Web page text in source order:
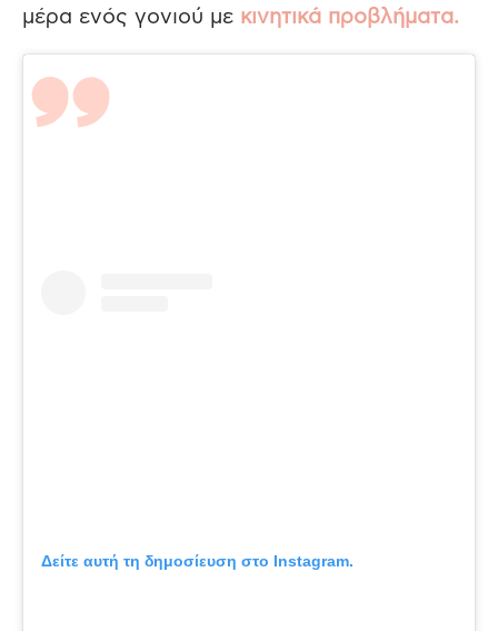
μέρα ενός γονιού με κινητικά προβλήματα.
Δείτε αυτή τη δημοσίευση στο Instagram.